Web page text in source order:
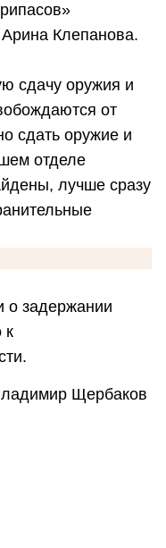
Клепанова.
сдачу оружия и
от
сдать оружие и
отделе
лучше сразу
о задержании
к
Щербаков